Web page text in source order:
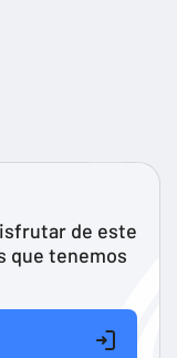
de este
que tenemos